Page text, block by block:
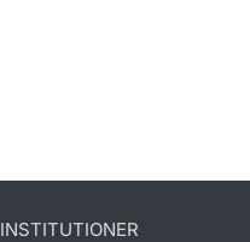
INSTITUTIONER